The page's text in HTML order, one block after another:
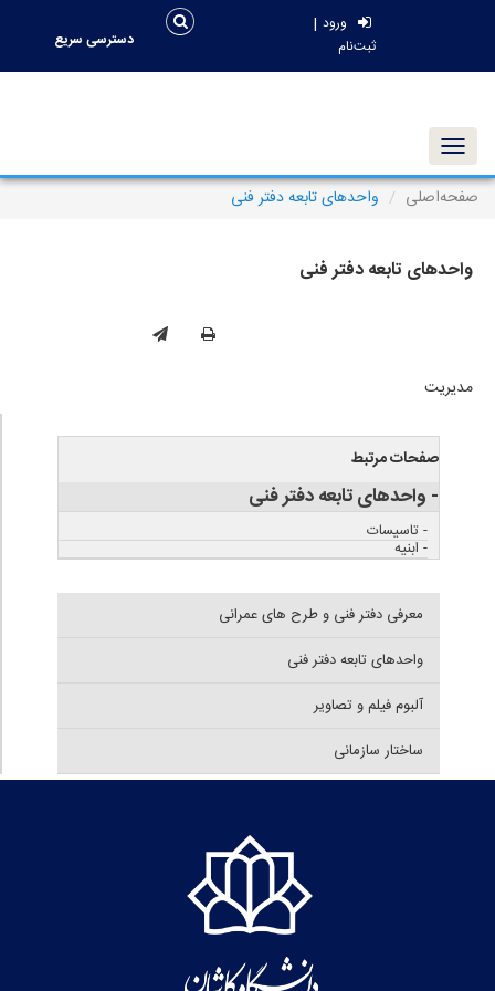
ورود |
ثبت‌نام دسترسی سریع
Toggle navigation
صفحه‌اصلی
واحدهای تابعه دفتر فنی
واحدهای تابعه دفتر فنی
مدیریت
صفحات مرتبط
- واحدهای تابعه دفتر فنی
- تاسیسات
- ابنیه
معرفی دفتر فنی و طرح های عمرانی
واحدهای تابعه دفتر فنی
آلبوم فیلم و تصاویر
ساختار سازمانی